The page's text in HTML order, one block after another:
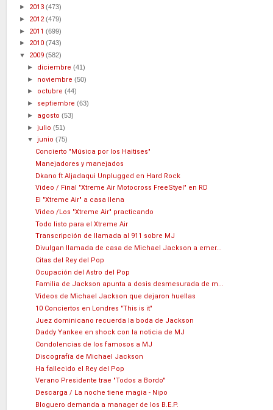
► 2013 (473)
► 2012(479)
► 2011 (699)
► 2010 (743)
▼ 2009 (582)
► diciembre(41)
► noviembre(50)
► octubre(44)
► septiembre(63)
► agosto(53)
►julio(51)
▼junio(75)
Concierto "Música por los Haitises"
Manejadores y manejados
Dkano ft Aljadaqui Unplugged en Hard Rock
Video / Final "Xtreme Air Motocross FreeStyel" en RD
El "Xtreme Air" a casa llena
Video /Los "Xtreme Air" practicando
Todo listo para el Xtreme Air
Transcripción de llamada al 911 sobre MJ
Divulgan llamada de casa de Michael Jackson a emer...
Citas del Rey del Pop
Ocupación del Astro del Pop
Familia de Jackson apunta a dosis desmesurada de m...
Videos de Michael Jackson que dejaron huellas
10 Conciertos en Londres "This is it"
Juez dominicano recuerda la boda de Jackson
Daddy Yankee en shock con la noticia de MJ
Condolencias de los famosos a MJ
Discografía de Michael Jackson
Ha fallecido el Rey del Pop
Verano Presidente trae "Todos a Bordo"
Descarga / La noche tiene magia - Nipo
Bloguero demanda a manager de los B.E.P.